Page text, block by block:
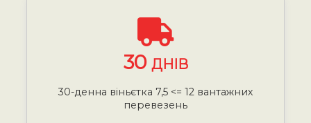
30 ДНІВ
30-денна віньєтка 7,5 <= 12 вантажних
перевезень